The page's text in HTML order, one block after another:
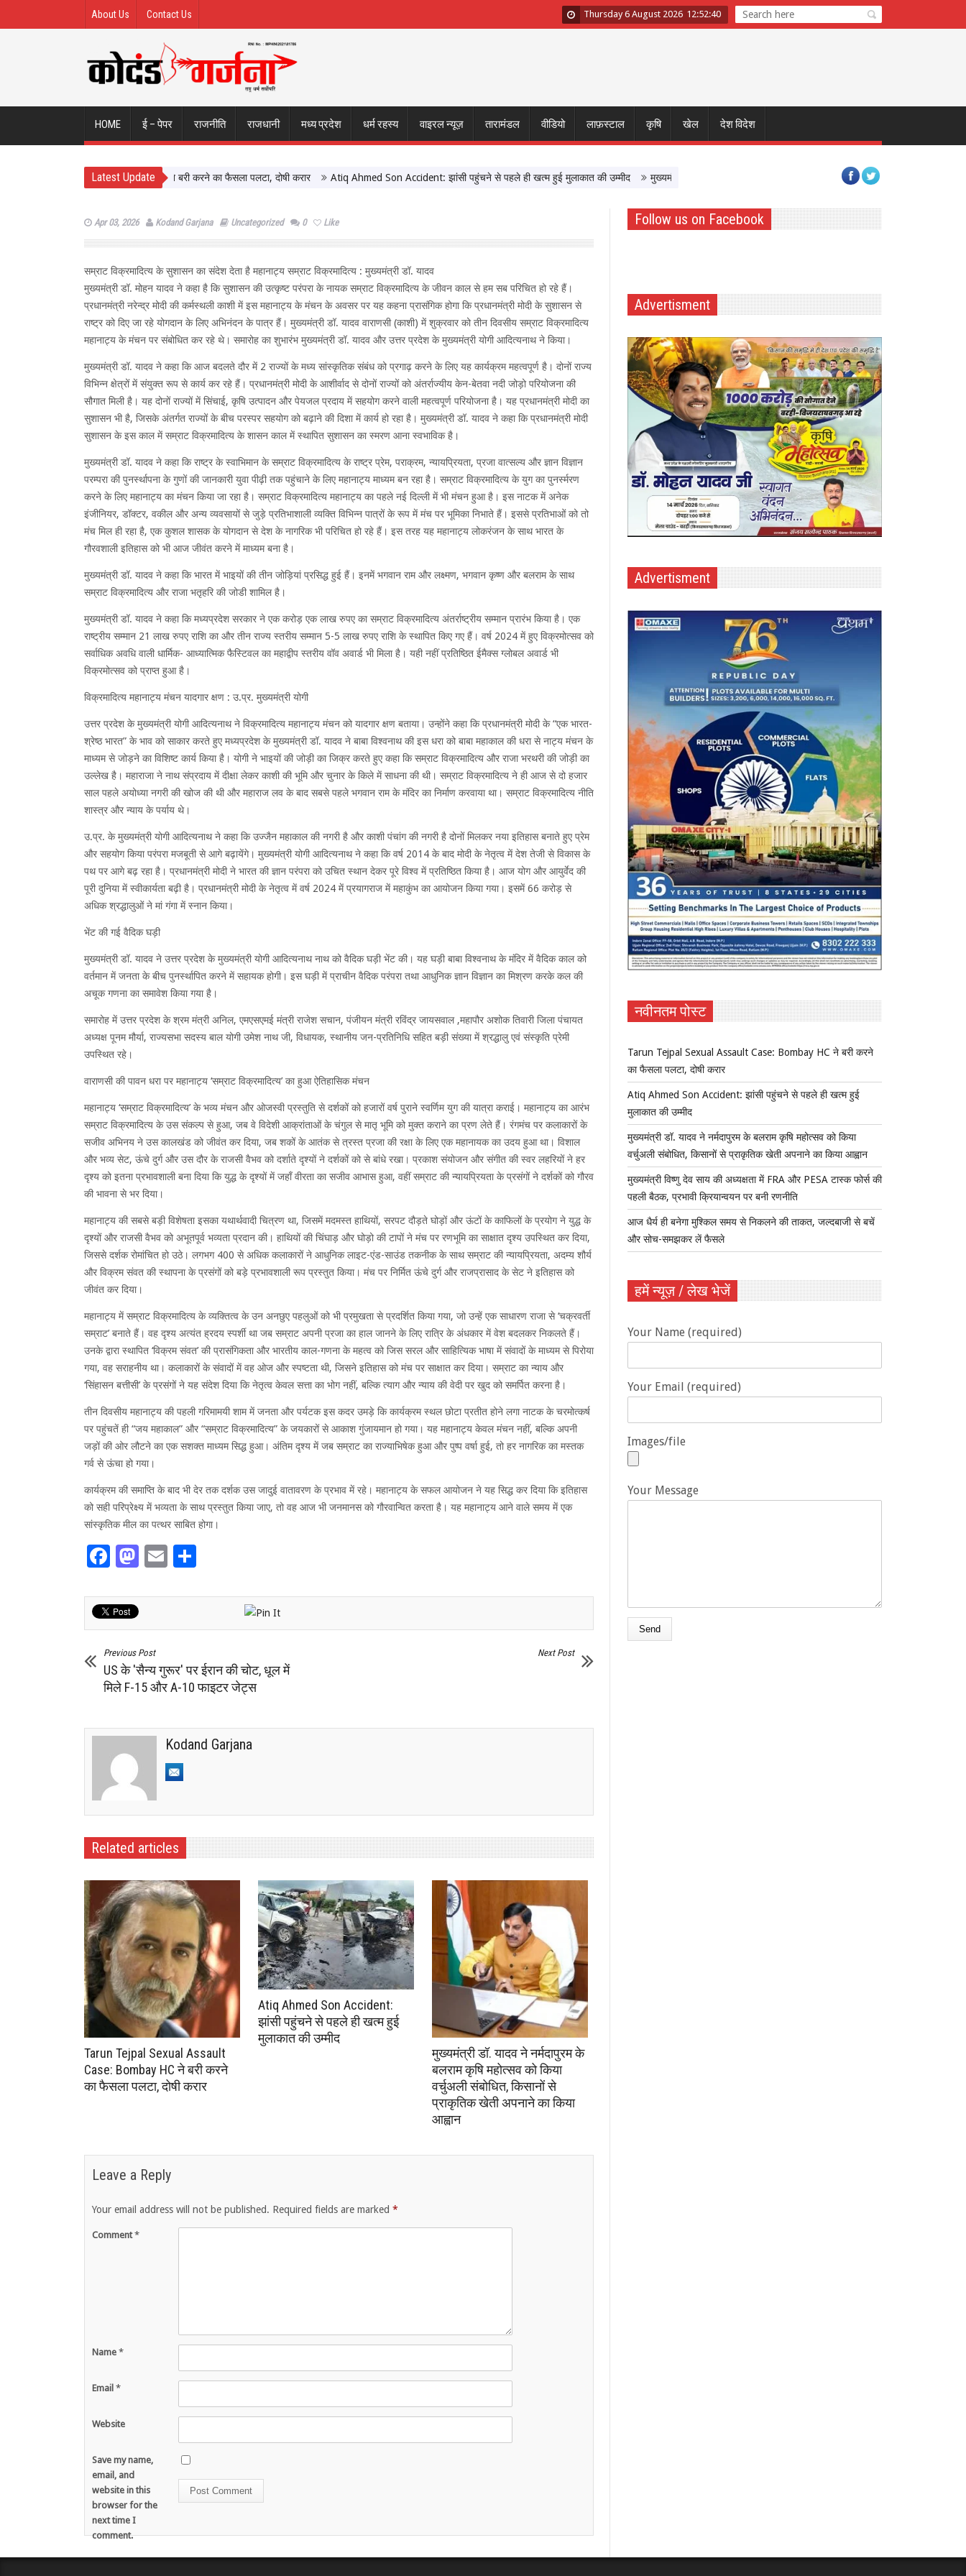
About Us Contact Us Thursday 6 August 2026 12:52:41
HOME ई – पेपर राजनीति राजधानी मध्य प्रदेश धर्म रहस्य वाइरल न्यूज़ तारामंडल वीडियो लाफ़स्टाल कृषि खेल देश विदेश
Latest Update
Assault Case: Bombay HC ने बरी करने का फैसला पलटा, दोषी करार Atiq Ahmed Son Accident: झांसी पहुंचने से पहले ही खत्म हुई मुलाकात की उम्मीद मुख्यमंत्री डॉ. यादव ने नर्मदापुरम के बलराम कृषि महोत्सव को किया वर्चुअली संबोधित, किसानों से
Apr 03, 2026 Kodand Garjana Uncategorized 0 Like
सम्राट विक्रमादित्य के सुशासन का संदेश देता है महानाट्य सम्राट विक्रमादित्य : मुख्यमंत्री डॉ. यादव
मुख्यमंत्री डॉ. मोहन यादव ने कहा है कि सुशासन की उत्कृष्ट परंपरा के नायक सम्राट विक्रमादित्य के जीवन काल से हम सब परिचित हो रहे हैं।
प्रधानमंत्री नरेन्द्र मोदी की कर्मस्थली काशी में इस महानाट्य के मंचन के अवसर पर यह कहना प्रासंगिक होगा कि प्रधानमंत्री मोदी के सुशासन से
राष्ट्र को दिए जा रहे योगदान के लिए अभिनंदन के पात्र हैं। मुख्यमंत्री डॉ. यादव वाराणसी (काशी) में शुक्रवार को तीन दिवसीय सम्राट विक्रमादित्य
महानाट्य के मंचन पर संबोधित कर रहे थे। समारोह का शुभारंभ मुख्यमंत्री डॉ. यादव और उत्तर प्रदेश के मुख्यमंत्री योगी आदित्यनाथ ने किया।
मुख्यमंत्री डॉ. यादव ने कहा कि आज बदलते दौर में 2 राज्यों के मध्य सांस्कृतिक संबंध को प्रगाढ़ करने के लिए यह कार्यक्रम महत्वपूर्ण है। दोनों राज्य
विभिन्न क्षेत्रों में संयुक्त रूप से कार्य कर रहे हैं। प्रधानमंत्री मोदी के आशीर्वाद से दोनों राज्यों को अंतर्राज्यीय केन-बेतवा नदी जोड़ो परियोजना की
सौगात मिली है। यह दोनों राज्यों में सिंचाई, कृषि उत्पादन और पेयजल प्रदाय में सहयोग करने वाली महत्वपूर्ण परियोजना है। यह प्रधानमंत्री मोदी का
सुशासन भी है, जिसके अंतर्गत राज्यों के बीच परस्पर सहयोग को बढ़ाने की दिशा में कार्य हो रहा है। मुख्यमंत्री डॉ. यादव ने कहा कि प्रधानमंत्री मोदी
सुशासन के इस काल में सम्राट विक्रमादित्य के शासन काल में स्थापित सुशासन का स्मरण आना स्वभाविक है।
मुख्यमंत्री डॉ. यादव ने कहा कि राष्ट्र के स्वाभिमान के सम्राट विक्रमादित्य के राष्ट्र प्रेम, पराक्रम, न्यायप्रियता, प्रजा वात्सल्य और ज्ञान विज्ञान
परम्परा की पुनर्स्थापना के गुणों की जानकारी युवा पीढ़ी तक पहुंचाने के लिए महानाट्य माध्यम बन रहा है। सम्राट विक्रमादित्य के युग का पुनर्स्मरण
करने के लिए महानाट्य का मंचन किया जा रहा है। सम्राट विक्रमादित्य महानाट्य का पहले नई दिल्ली में भी मंचन हुआ है। इस नाटक में अनेक
इंजीनियर, डॉक्टर, वकील और अन्य व्यवसायों से जुड़े प्रतिभाशाली व्यक्ति विभिन्न पात्रों के रूप में मंच पर भूमिका निभाते हैं। इससे प्रतिभाओं को तो
मंच मिल ही रहा है, एक कुशल शासक के योगदान से देश के नागरिक भी परिचित हो रहे हैं। इस तरह यह महानाट्य लोकरंजन के साथ भारत के
गौरवशाली इतिहास को भी आज जीवंत करने में माध्यम बना है।
मुख्यमंत्री डॉ. यादव ने कहा कि भारत में भाइयों की तीन जोड़ियां प्रसिद्ध हुई हैं। इनमें भगवान राम और लक्ष्मण, भगवान कृष्ण और बलराम के साथ
सम्राट विक्रमादित्य और राजा भतृहरि की जोडी शामिल है।
मुख्यमंत्री डॉ. यादव ने कहा कि मध्यप्रदेश सरकार ने एक करोड़ एक लाख रुपए का सम्राट विक्रमादित्य अंतर्राष्ट्रीय सम्मान प्रारंभ किया है। एक
राष्ट्रीय सम्मान 21 लाख रुपए राशि का और तीन राज्य स्तरीय सम्मान 5-5 लाख रुपए राशि के स्थापित किए गए हैं। वर्ष 2024 में हुए विक्रमोत्सव को
सर्वाधिक अवधि वाली धार्मिक- आध्यात्मिक फैस्टिवल का महाद्वीप स्तरीय वॉव अवार्ड भी मिला है। यही नहीं प्रतिष्ठित ईमैक्स ग्लोबल अवार्ड भी
विक्रमोत्सव को प्राप्त हुआ है।
विक्रमादित्य महानाट्य मंचन यादगार क्षण : उ.प्र. मुख्यमंत्री योगी
उत्तर प्रदेश के मुख्यमंत्री योगी आदित्यनाथ ने विक्रमादित्य महानाट्य मंचन को यादगार क्षण बताया। उन्होंने कहा कि प्रधानमंत्री मोदी के “एक भारत-
श्रेष्ठ भारत” के भाव को साकार करते हुए मध्यप्रदेश के मुख्यमंत्री डॉ. यादव ने बाबा विश्वनाथ की इस धरा को बाबा महाकाल की धरा से नाट्य मंचन के
माध्यम से जोड़ने का विशिष्ट कार्य किया है। योगी ने भाइयों की जोड़ी का जिक्र करते हुए कहा कि सम्राट विक्रमादित्य और राजा भरथरी की जोड़ी का
उल्लेख है। महाराजा ने नाथ संप्रदाय में दीक्षा लेकर काशी की भूमि और चुनार के किले में साधना की थी। सम्राट विक्रमादित्य ने ही आज से दो हजार
साल पहले अयोध्या नगरी की खोज की थी और महाराज लव के बाद सबसे पहले भगवान राम के मंदिर का निर्माण करवाया था। सम्राट विक्रमादित्य नीति
शास्त्र और न्याय के पर्याय थे।
उ.प्र. के मुख्यमंत्री योगी आदित्यनाथ ने कहा कि उज्जैन महाकाल की नगरी है और काशी पंचांग की नगरी है दोनों मिलकर नया इतिहास बनाते हुए प्रेम
और सहयोग किया परंपरा मजबूती से आगे बढ़ायेंगे। मुख्यमंत्री योगी आदित्यनाथ ने कहा कि वर्ष 2014 के बाद मोदी के नेतृत्व में देश तेजी से विकास के
पथ पर आगे बढ़ रहा है। प्रधानमंत्री मोदी ने भारत की ज्ञान परंपरा को उचित स्थान देकर पूरे विश्व में प्रतिष्ठित किया है। आज योग और आयुर्वेद की
पूरी दुनिया में स्वीकार्यता बढ़ी है। प्रधानमंत्री मोदी के नेतृत्व में वर्ष 2024 में प्रयागराज में महाकुंभ का आयोजन किया गया। इसमें 66 करोड़ से
अधिक श्रद्धालुओं ने मां गंगा में स्नान किया।
भेंट की गई वैदिक घड़ी
मुख्यमंत्री डॉ. यादव ने उत्तर प्रदेश के मुख्यमंत्री योगी आदित्यनाथ नाथ को वैदिक घड़ी भेंट की। यह घड़ी बाबा विश्वनाथ के मंदिर में वैदिक काल को
वर्तमान में जनता के बीच पुनर्स्थापित करने में सहायक होगी। इस घड़ी में प्राचीन वैदिक परंपरा तथा आधुनिक ज्ञान विज्ञान का मिश्रण करके कल की
अचूक गणना का समावेश किया गया है।
समारोह में उत्तर प्रदेश के श्रम मंत्री अनिल, एमएसएमई मंत्री राजेश सचान, पंजीयन मंत्री रविंद्र जायसवाल ,महापौर अशोक तिवारी जिला पंचायत
अध्यक्ष पूनम मौर्या, राज्यसभा सदस्य बाल योगी उमेश नाथ जी, विधायक, स्थानीय जन-प्रतिनिधि सहित बड़ी संख्या में श्रद्धालु एवं संस्कृति प्रेमी
उपस्थित रहे।
वाराणसी की पावन धरा पर महानाट्य ‘सम्राट विक्रमादित्य’ का हुआ ऐतिहासिक मंचन
महानाट्य ‘सम्राट विक्रमादित्य’ के भव्य मंचन और ओजस्वी प्रस्तुति से दर्शकों को हजारों वर्ष पुराने स्वर्णिम युग की यात्रा कराई। महानाट्य का आरंभ
सम्राट विक्रमादित्य के उस संकल्प से हुआ, जब वे विदेशी आक्रांताओं के चंगुल से मातृ भूमि को मुक्त कराने का प्रण लेते हैं। रंगमंच पर कलाकारों के
सजीव अभिनय ने उस कालखंड को जीवंत कर दिया, जब शकों के आतंक से त्रस्त प्रजा की रक्षा के लिए एक महानायक का उदय हुआ था। विशाल
और भव्य सेट, ऊंचे दुर्ग और उस दौर के राजसी वैभव को दर्शाते दृश्यों ने दर्शकों को से बांधे रखा। प्रकाश संयोजन और संगीत की स्वर लहरियों ने हर
दृश्य को इतना प्रभावशाली बना दिया कि युद्ध के दृश्यों में जहाँ वीरता का सजीव आभास हुआ, वहीं सम्राट की न्यायप्रियता के प्रसंगों ने दर्शकों को गौरव
की भावना से भर दिया।
महानाट्य की सबसे बड़ी विशेषता इसका यथार्थवादी चित्रण था, जिसमें मदमस्त हाथियों, सरपट दौड़ते घोड़ों और ऊंटों के काफिलों के प्रयोग ने युद्ध के
दृश्यों और राजसी वैभव को अभूतपूर्व भव्यता प्रदान की। हाथियों की चिंघाड़ और घोड़ो की टापों ने मंच पर रणभूमि का साक्षात दृश्य उपस्थित कर दिया,
जिससे दर्शक रोमांचित हो उठे। लगभग 400 से अधिक कलाकारों ने आधुनिक लाइट-एंड-साउंड तकनीक के साथ सम्राट की न्यायप्रियता, अदम्य शौर्य
और विक्रम संवत की स्थापना के प्रसंगों को बड़े प्रभावशाली रूप प्रस्तुत किया। मंच पर निर्मित ऊंचे दुर्ग और राजप्रासाद के सेट ने इतिहास को
जीवंत कर दिया।
महानाट्य में सम्राट विक्रमादित्य के व्यक्तित्व के उन अनछुए पहलुओं को भी प्रमुखता से प्रदर्शित किया गया, जो उन्हें एक साधारण राजा से ‘चक्रवर्ती
सम्राट’ बनाते हैं। वह दृश्य अत्यंत ह्रदय स्पर्शी था जब सम्राट अपनी प्रजा का हाल जानने के लिए रात्रि के अंधकार में वेश बदलकर निकलते हैं।
उनके द्वारा स्थापित ‘विक्रम संवत’ की प्रासंगिकता और भारतीय काल-गणना के महत्व को जिस सरल और साहित्यिक भाषा में संवादों के माध्यम से पिरोया
गया, वह सराहनीय था। कलाकारों के संवादों में वह ओज और स्पष्टता थी, जिसने इतिहास को मंच पर साक्षात कर दिया। सम्राट का न्याय और
‘सिंहासन बत्तीसी’ के प्रसंगों ने यह संदेश दिया कि नेतृत्व केवल सत्ता का भोग नहीं, बल्कि त्याग और न्याय की वेदी पर खुद को समर्पित करना है।
तीन दिवसीय महानाट्य की पहली गरिमामयी शाम में जनता और पर्यटक इस कदर उमड़े कि कार्यक्रम स्थल छोटा प्रतीत होने लगा नाटक के चरमोत्कर्ष
पर पहुंचतें ही “जय महाकाल” और “सम्राट विक्रमादित्य” के जयकारों से आकाश गुंजायमान हो गया। यह महानाट्य केवल मंचन नहीं, बल्कि अपनी
जड़ों की ओर लौटने का एक सशक्त माध्यम सिद्ध हुआ। अंतिम दृश्य में जब सम्राट का राज्याभिषेक हुआ और पुष्प वर्षा हुई, तो हर नागरिक का मस्तक
गर्व से ऊंचा हो गया।
कार्यक्रम की समाप्ति के बाद भी देर तक दर्शक उस जादुई वातावरण के प्रभाव में रहे। महानाट्य के सफल आयोजन ने यह सिद्ध कर दिया कि इतिहास
को सही परिप्रेक्ष्य में भव्यता के साथ प्रस्तुत किया जाए, तो वह आज भी जनमानस को गौरवान्वित करता है। यह महानाट्य आने वाले समय में एक
सांस्कृतिक मील का पत्थर साबित होगा।
Facebook
Mastodon
Email
Previous Post
US के 'सैन्य गुरूर' पर ईरान की चोट, धूल में
मिले F-15 और A-10 फाइटर जेट्स
Next Post
Kodand Garjana
Related articles
Tarun Tejpal Sexual Assault
Case: Bombay HC ने बरी करने
का फैसला पलटा, दोषी करार
Atiq Ahmed Son Accident:
झांसी पहुंचने से पहले ही खत्म हुई
मुलाकात की उम्मीद
मुख्यमंत्री डॉ. यादव ने नर्मदापुरम के
बलराम कृषि महोत्सव को किया
वर्चुअली संबोधित, किसानों से
प्राकृतिक खेती अपनाने का किया
आह्वान
Leave a Reply
Your email address will not be published. Required fields are marked *
Comment*
Name *
Email *
Website
Save my name,
email, and
website in this
browser for the
next time I
comment.
Follow us on Facebook
Advertisment
Advertisment
नवीनतम पोस्ट
Tarun Tejpal Sexual Assault Case: Bombay HC ने बरी करने
का फैसला पलटा, दोषी करार
Atiq Ahmed Son Accident: झांसी पहुंचने से पहले ही खत्म हुई
मुलाकात की उम्मीद
मुख्यमंत्री डॉ. यादव ने नर्मदापुरम के बलराम कृषि महोत्सव को किया
वर्चुअली संबोधित, किसानों से प्राकृतिक खेती अपनाने का किया आह्वान
मुख्यमंत्री विष्णु देव साय की अध्यक्षता में FRA और PESA टास्क फोर्स की
पहली बैठक, प्रभावी क्रियान्वयन पर बनी रणनीति
आज धैर्य ही बनेगा मुश्किल समय से निकलने की ताकत, जल्दबाजी से बचें
और सोच-समझकर लें फैसले
हमें न्यूज़ / लेख भेजें
Your Name (required)
Your Email (required)
Images/file
Your Message